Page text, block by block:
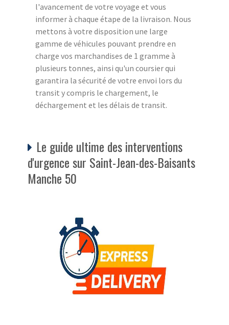
l'avancement de votre voyage et vous
informer à chaque étape de la livraison. Nous
mettons à votre disposition une large
gamme de véhicules pouvant prendre en
charge vos marchandises de 1 gramme à
plusieurs tonnes, ainsi qu'un coursier qui
garantira la sécurité de votre envoi lors du
transit y compris le chargement, le
déchargement et les délais de transit.
Le guide ultime des interventions
d'urgence sur Saint-Jean-des-Baisants
Manche 50